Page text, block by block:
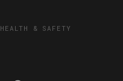
HEALTH & SAFETY